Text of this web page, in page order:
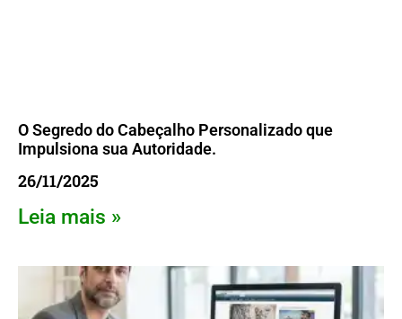
O Segredo do Cabeçalho Personalizado que
Impulsiona sua Autoridade.
26/11/2025
Leia mais »